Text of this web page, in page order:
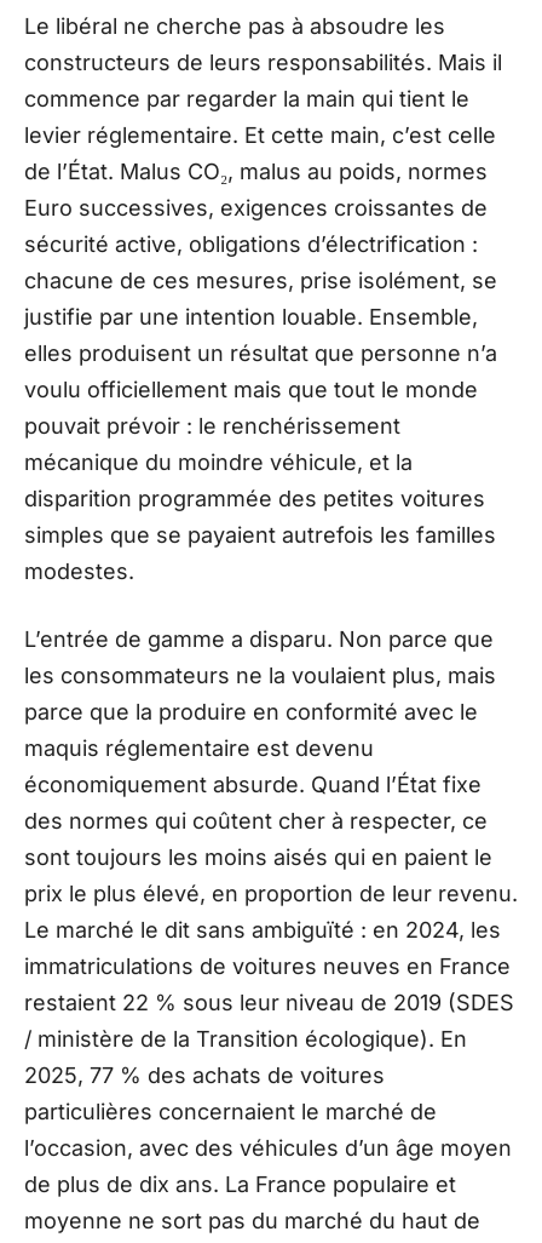
Le libéral ne cherche pas à absoudre les
constructeurs de leurs responsabilités. Mais il
commence par regarder la main qui tient le
levier réglementaire. Et cette main, c’est celle
de l’État. Malus CO₂, malus au poids, normes
Euro successives, exigences croissantes de
sécurité active, obligations d’électrification :
chacune de ces mesures, prise isolément, se
justifie par une intention louable. Ensemble,
elles produisent un résultat que personne n’a
voulu officiellement mais que tout le monde
pouvait prévoir : le renchérissement
mécanique du moindre véhicule, et la
disparition programmée des petites voitures
simples que se payaient autrefois les familles
modestes.
L’entrée de gamme a disparu. Non parce que
les consommateurs ne la voulaient plus, mais
parce que la produire en conformité avec le
maquis réglementaire est devenu
économiquement absurde. Quand l’État fixe
des normes qui coûtent cher à respecter, ce
sont toujours les moins aisés qui en paient le
prix le plus élevé, en proportion de leur revenu.
Le marché le dit sans ambiguïté : en 2024, les
immatriculations de voitures neuves en France
restaient 22 % sous leur niveau de 2019 (SDES
/ ministère de la Transition écologique). En
2025, 77 % des achats de voitures
particulières concernaient le marché de
l’occasion, avec des véhicules d’un âge moyen
de plus de dix ans. La France populaire et
moyenne ne sort pas du marché du haut de